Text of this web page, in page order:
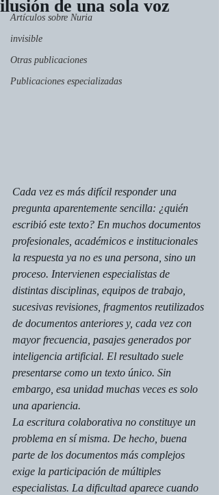
Artículos sobre Nuria
invisible
Otras publicaciones
Publicaciones especializadas
ilusión de una sola voz
Cada vez es más difícil responder una
pregunta aparentemente sencilla: ¿quién
escribió este texto? En muchos documentos
profesionales, académicos e institucionales
la respuesta ya no es una persona, sino un
proceso. Intervienen especialistas de
distintas disciplinas, equipos de trabajo,
sucesivas revisiones, fragmentos reutilizados
de documentos anteriores y, cada vez con
mayor frecuencia, pasajes generados por
inteligencia artificial. El resultado suele
presentarse como un texto único. Sin
embargo, esa unidad muchas veces es solo
una apariencia.
La escritura colaborativa no constituye un
problema en sí misma. De hecho, buena
parte de los documentos más complejos
exige la participación de múltiples
especialistas. La dificultad aparece cuando